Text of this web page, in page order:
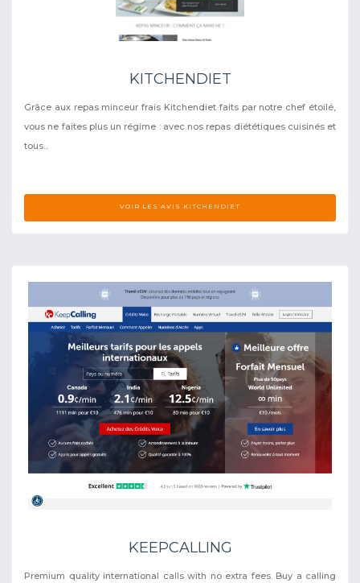
KITCHENDIET
Grâce aux repas minceur frais Kitchendiet faits par notre chef étoilé,
vous ne faites plus un régime : avec nos repas diététiques cuisinés et
tous...
VOIR LES AVIS KITCHENDIET
KEEPCALLING
Premium quality international calls with no extra fees. Buy a calling